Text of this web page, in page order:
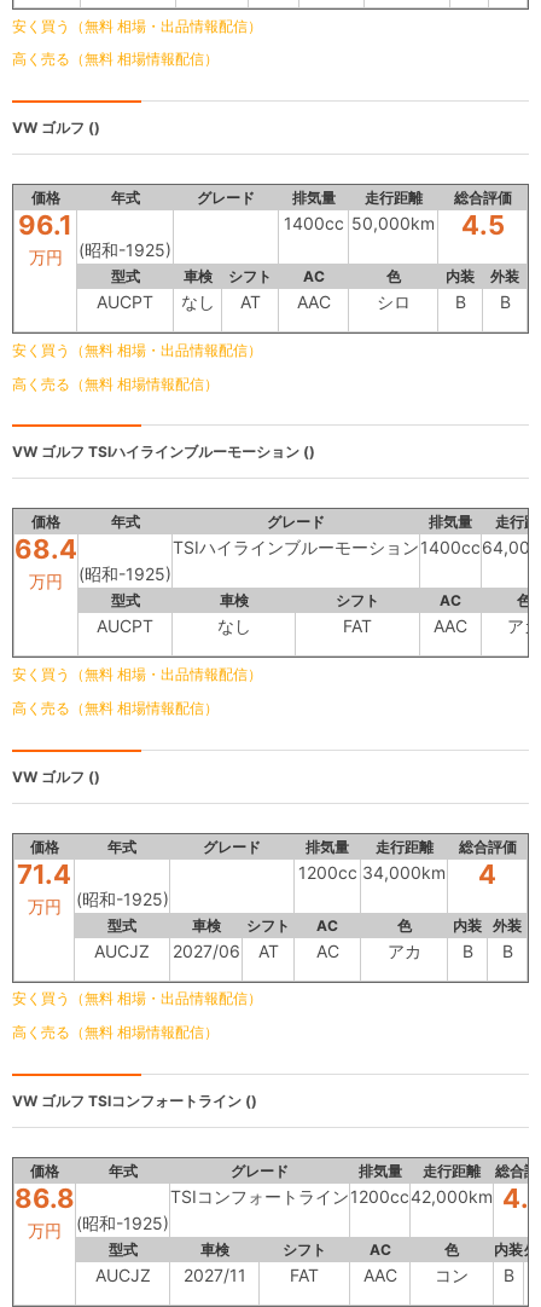
安く買う（無料 相場・出品情報配信）
高く売る（無料 相場情報配信）
VW ゴルフ ()
価格 年式 グレード 排気量 走行距離 総合評価
96.1
万円 (昭和-1925)
1400cc 50,000km 4.5
型式 車検 シフト AC 色 内装 外装
AUCPT なし AT AAC シロ B B
安く買う（無料 相場・出品情報配信）
高く売る（無料 相場情報配信）
VW ゴルフ TSIハイラインブルーモーション ()
価格 年式 グレード 排気量 走行
68.4
万円 (昭和-1925)
TSIハイラインブルーモーション1400cc
型式 車検 シフト AC 色
AUCPT なし FAT AAC アカ
安く買う（無料 相場・出品情報配信）
高く売る（無料 相場情報配信）
VW ゴルフ ()
価格 年式 グレード 排気量 走行距離 総合評価
71.4
万円 (昭和-1925)
1200cc 34,000km 4
型式 車検 シフト AC 色 内装 外装
AUCJZ 2027/06 AT AC アカ B B
安く買う（無料 相場・出品情報配信）
高く売る（無料 相場情報配信）
VW ゴルフ TSIコンフォートライン ()
価格 年式 グレード 排気量 走行距離 総合評
86.8
万円 (昭和-1925)
TSIコンフォートライン1200cc42,000km
型式 車検 シフト AC 色 内装
AUCJZ 2027/11 FAT AAC コン B